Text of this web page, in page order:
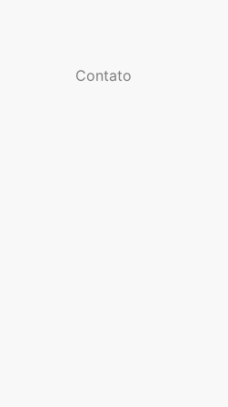
Contato